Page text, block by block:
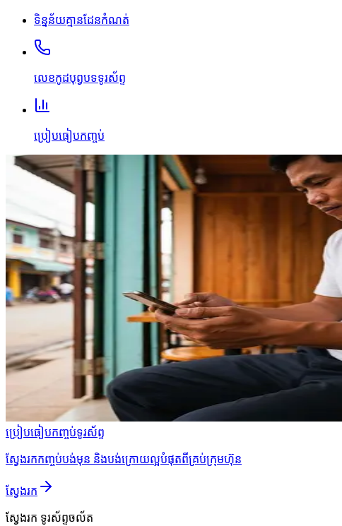
ទិន្នន័យគ្មានដែនកំណត់
លេខកូដបុព្វបទទូរស័ព្ទ
ប្រៀបធៀបកញ្ចប់
ប្រៀបធៀបកញ្ចប់ទូរស័ព្ទ
ស្វែងរកកញ្ចប់បង់មុន និងបង់ក្រោយល្អបំផុតពីគ្រប់ក្រុមហ៊ុន
ស្វែងរក
ស្វែងរក ទូរស័ព្ទចល័ត